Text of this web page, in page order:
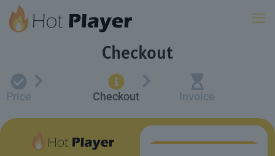
Checkout
Price Checkout Invoice